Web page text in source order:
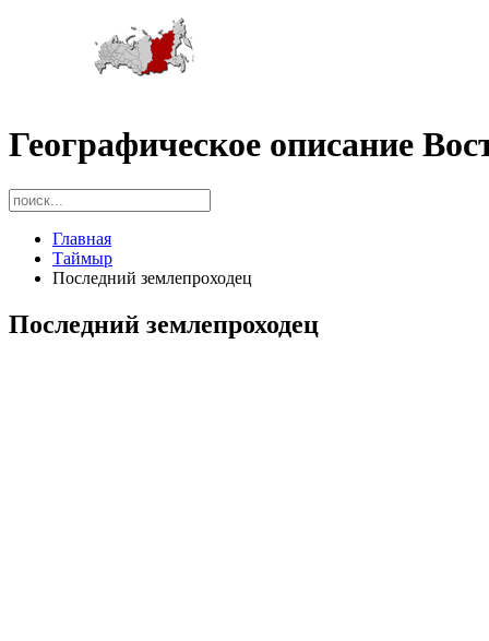
Географическое описание
Главная
Таймыр
Последний землепроходец
Последний землепроходец